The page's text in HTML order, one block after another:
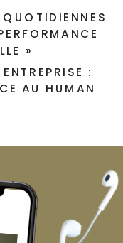
AU HUMAN
»
:
AU HUMAN